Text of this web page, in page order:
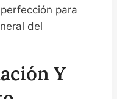
para
del
Y